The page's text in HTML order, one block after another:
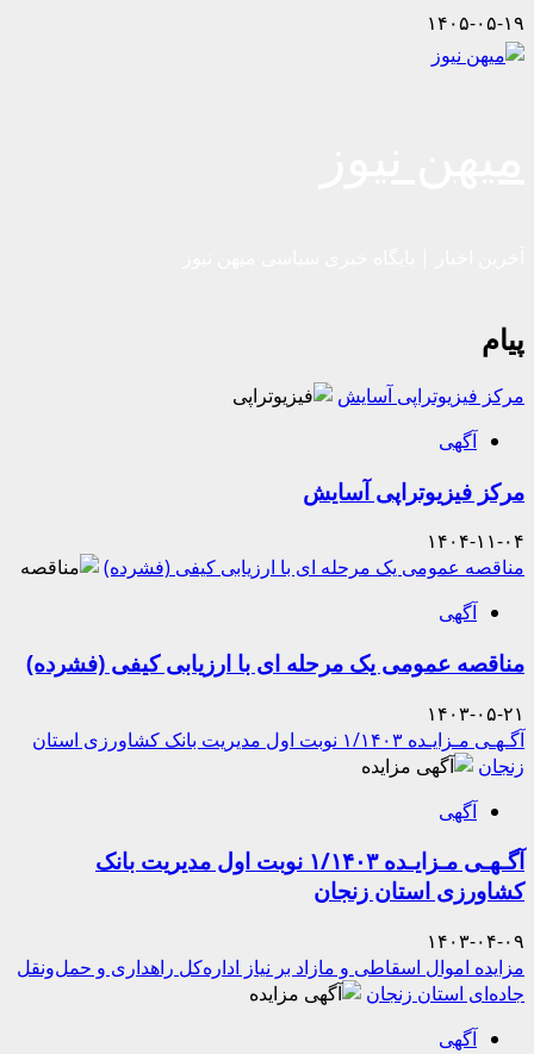
Skip
to
content
۱۴۰۵-۰۵-۱۹
پیام
مرکز فیزیوتراپی آسایش
آگهی
مرکز فیزیوتراپی آسایش
۱۴۰۴-۱۱-۰۴
مناقصه عمومی یک مرحله ای با ارزیابی کیفی (فشرده)
آگهی
مناقصه عمومی یک مرحله ای با ارزیابی کیفی (فشرده)
۱۴۰۳-۰۵-۲۱
آگـهـی مـزایـده ۱/۱۴۰۳ نوبت اول مدیریت بانک کشاورزی استان
زنجان
آگهی
آگـهـی مـزایـده ۱/۱۴۰۳ نوبت اول مدیریت بانک
کشاورزی استان زنجان
۱۴۰۳-۰۴-۰۹
مزایده اموال اسقاطی و مازاد بر نیاز اداره‌کل راهداری و حمل‌ونقل
جاده‌ای استان زنجان
آگهی